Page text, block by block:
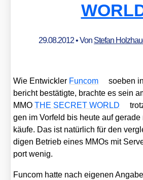
29.08.2012• Von Stefan
Wie Ent­wick­ler Fun­com
soeben
be­richt bestä­tig­te, brach­te es sein
MMOTHE SECRET WORLD
gen im Vor­feld bis heu­te auf
käu­fe. Das ist natür­lich für den
di­gen Betrieb eines MMOs mit
port wenig.
Fun­com hat­te nach eige­nen